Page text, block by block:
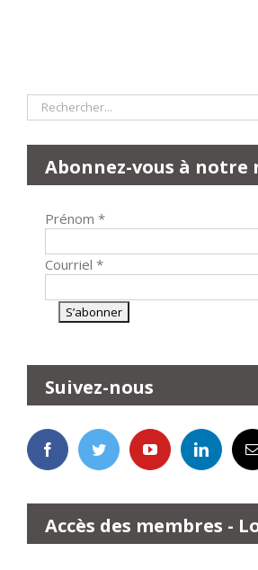
Rechercher:
Abonnez-vous à
Prénom *
Courriel *
Suivez-nous
Accès des membres -